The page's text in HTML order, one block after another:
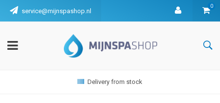
service@mijnspashop.nl
0
Delivery from stock